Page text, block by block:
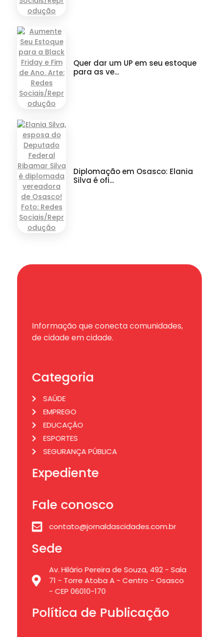
Quer dar um UP em seu estoque
para as ve...
Diplomação em Osasco: Elania
Silva é ofi...
Informação que conecta comunidades,
de cidade em cidade.
Categoria
SAÚDE
EMPREGO
EDUCAÇÃO
ESPORTES
SEGURANÇA PÚBLICA
Expediente
Fale conosco
contato@jornaldascidades.com.br
Sede
Av. Hilário Pereira de Souza, 492 - Sala
71 - Torre Atoba A - Centro - Osasco
- CEP 06010-170
Política de Publicação